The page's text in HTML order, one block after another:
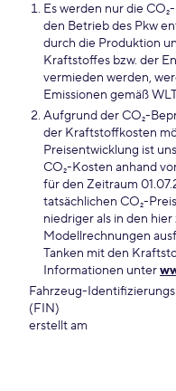
Es werden nur die
den Betrieb des Pkw
durch die Produktion
Kraftstoffes bzw. der
vermieden werden,
Emissionen gemäß
Aufgrund der CO₂-
der Kraftstoffkosten
Preisentwicklung ist
CO₂-Kosten anhand
für den Zeitraum
tatsächlichen CO₂-
niedriger als in den
Modellrechnungen
Tanken mit den
Informationen unter
Fahrzeug-
(FIN)
erstellt am